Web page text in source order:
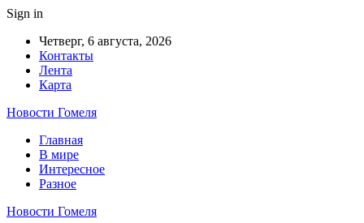
Sign in
Четверг, 6 августа, 2026
Контакты
Лента
Карта
Новости Гомеля
Главная
В мире
Интересное
Разное
Новости Гомеля